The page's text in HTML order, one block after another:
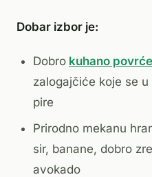
Dobar izbor je:
Dobro kuhano povrće
zalogajčiće koje se
pire
Prirodno mekanu
sir, banane, dobro
avokado